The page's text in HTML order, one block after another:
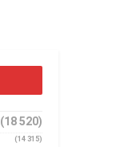
(18 520)
(14 315)